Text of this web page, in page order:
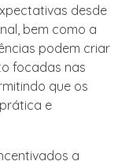
desde
bem como a
podem criar
focadas nas
que os
e
a